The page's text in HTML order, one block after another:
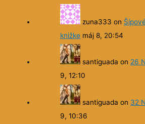
zuna333 on
knižke máj 8, 20:54
santiguada on 26
9, 12:10
santiguada on 32
9, 10:36